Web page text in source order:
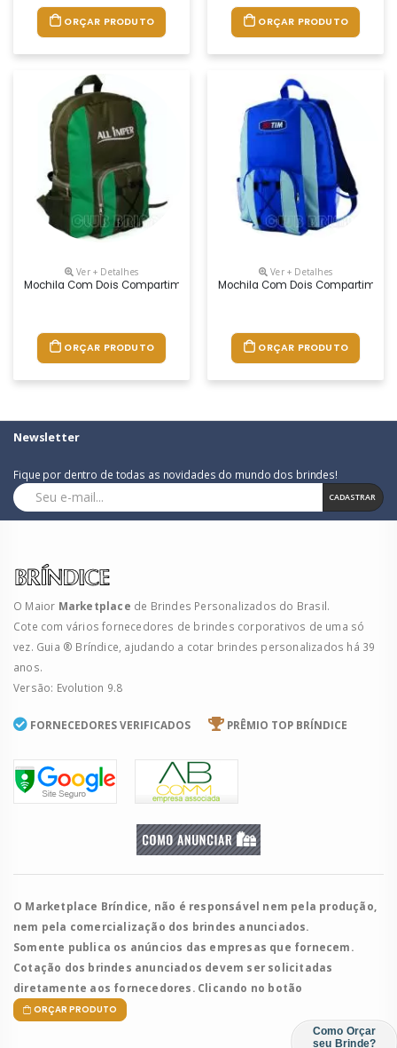
ORÇAR PRODUTO ORÇAR PRODUTO
Ver + Detalhes
Mochila Com Dois Compartimentos, Sendo Um Principal E Um Interno
ORÇAR PRODUTO
Ver + Detalhes
Mochila Com Dois
ORÇAR PRODUTO
Newsletter
Fique por dentro de todas as novidades do mundo dos brindes!
CADASTRAR
O Maior Marketplace de Brindes Personalizados do Brasil.
Cote com vários fornecedores de brindes corporativos de uma só
vez. Guia ® Bríndice, ajudando a cotar brindes personalizados há 39
anos.
Versão: Evolution 9.8
FORNECEDORES VERIFICADOS PRÊMIO TOP BRÍNDICE
O Marketplace Bríndice, não é responsável nem pela produção,
nem pela comercialização dos brindes anunciados.
Somente publica os anúncios das empresas que fornecem.
Cotação dos brindes anunciados devem ser solicitadas
diretamente aos fornecedores. Clicando no botão
ORÇAR PRODUTO
Como Orçar
seu Brinde?